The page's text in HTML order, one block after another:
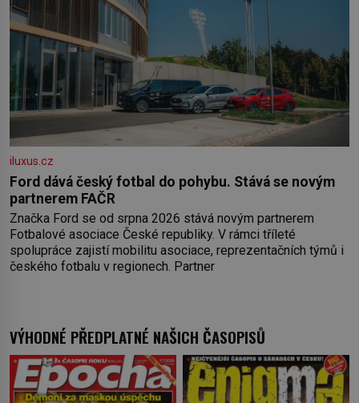
iluxus.cz
Ford dává český fotbal do pohybu. Stává se novým
partnerem FAČR
Značka Ford se od srpna 2026 stává novým partnerem
Fotbalové asociace České republiky. V rámci tříleté
spolupráce zajistí mobilitu asociace, reprezentačních týmů i
českého fotbalu v regionech. Partner
VÝHODNÉ PŘEDPLATNÉ NAŠICH ČASOPISŮ